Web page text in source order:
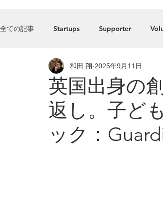
全ての記事 Startups Supporter
Press_Release food Accelerator
英国出身の
返し。子ど
ック：
和田 翔 2025年9月11日